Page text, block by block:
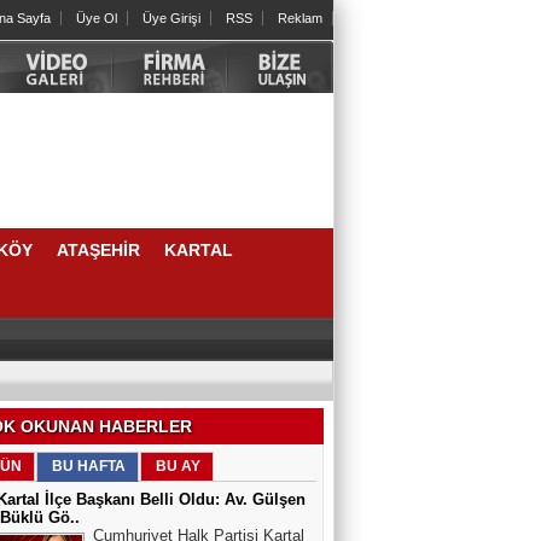
Sayfa Üye Ol Üye Girişi RSS Reklam
ATAŞEHİR KARTAL
OKUNAN HABERLER
BU HAFTA BU AY
İlçe Başkanı Belli Oldu: Av. Gülşen
Gö..
Cumhuriyet Halk Partisi Kartal